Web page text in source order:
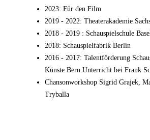
2023: Für den Film
2019 - 2022: Theaterakademie
2018 - 2019 : Schauspielschule Basel
2018: Schauspielfabrik Berlin
2016 - 2017: Talentförderung
Künste Bern Unterricht bei Frank
Chansonworkshop Sigrid Grajek,
Tryballa